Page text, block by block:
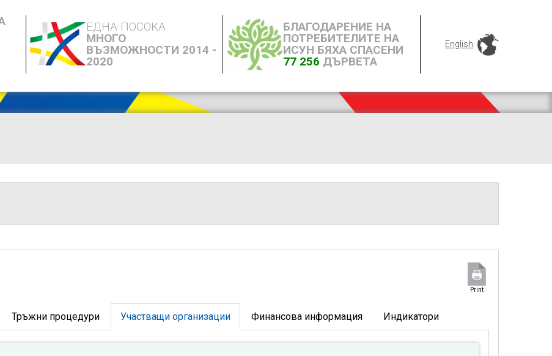
ЕДНА ПОСОКА
МНОГО
ВЪЗМОЖНОСТИ 2014 -
2020
БЛАГОДАРЕНИЕ НА
ПОТРЕБИТЕЛИТЕ НА
ИСУН БЯХА СПАСЕНИ
77 256 ДЪРВЕТА
English
Print
Тръжни процедури Участващи организации Финансова информация Индикатори